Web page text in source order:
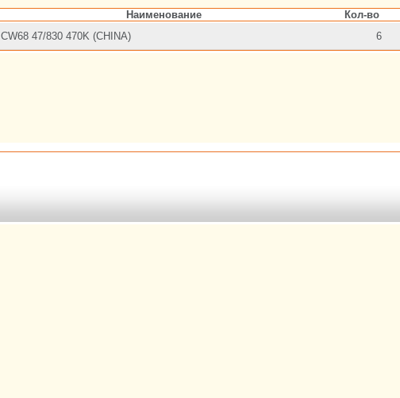
Наименование Кол-во
CW68 47/830 470K (CHINA)
6